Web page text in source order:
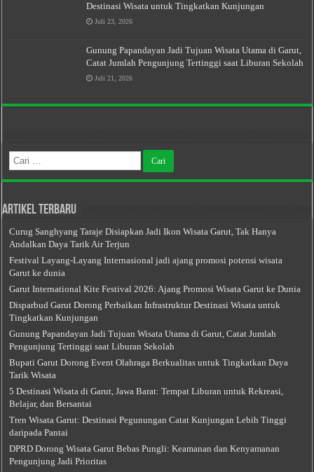
Destinasi Wisata untuk Tingkatkan Kunjungan
Juli 23, 2026
Gunung Papandayan Jadi Tujuan Wisata Utama di Garut,
Catat Jumlah Pengunjung Tertinggi saat Liburan Sekolah
Juli 21, 2026
Cari
untuk:
Artikel Terbaru
Curug Sanghyang Taraje Disiapkan Jadi Ikon Wisata Garut, Tak Hanya
Andalkan Daya Tarik Air Terjun
Festival Layang-Layang Internasional jadi ajang promosi potensi wisata
Garut ke dunia
Garut International Kite Festival 2026: Ajang Promosi Wisata Garut ke Dunia
Disparbud Garut Dorong Perbaikan Infrastruktur Destinasi Wisata untuk
Tingkatkan Kunjungan
Gunung Papandayan Jadi Tujuan Wisata Utama di Garut, Catat Jumlah
Pengunjung Tertinggi saat Liburan Sekolah
Bupati Garut Dorong Event Olahraga Berkualitas untuk Tingkatkan Daya
Tarik Wisata
5 Destinasi Wisata di Garut, Jawa Barat: Tempat Liburan untuk Rekreasi,
Belajar, dan Bersantai
Tren Wisata Garut: Destinasi Pegunungan Catat Kunjungan Lebih Tinggi
daripada Pantai
DPRD Dorong Wisata Garut Bebas Pungli: Keamanan dan Kenyamanan
Pengunjung Jadi Prioritas